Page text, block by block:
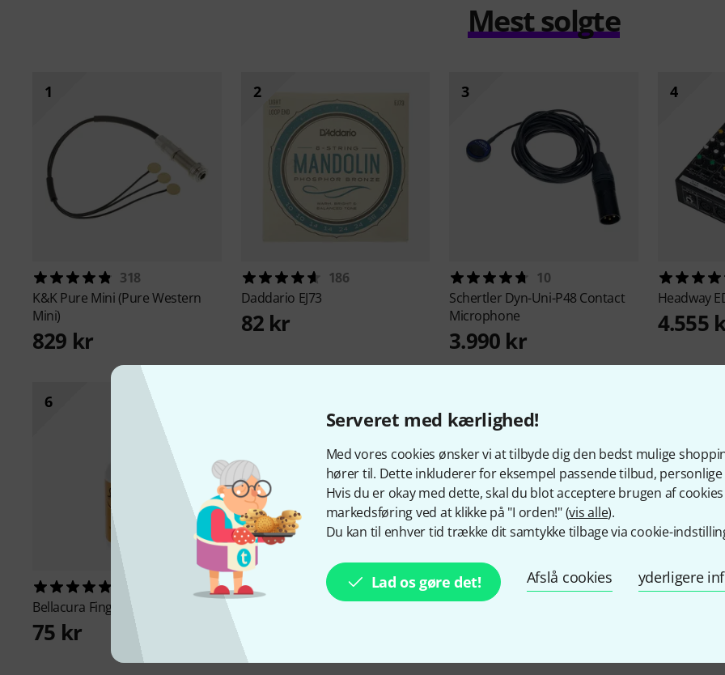
Serveret med kærlighed!
Med vores cookies ønsker vi at tilbyde dig den bedst mulige
hører til. Dette inkluderer for eksempel passende tilbud,
Hvis du er okay med dette, skal du blot acceptere brugen af
markedsføring ved at klikke på "I orden!" (vis alle).
Du kan til enhver tid trække dit samtykke tilbage via cookie-
Lad os gøre det! Afslå cookies yderligere
Mest solgte
1
318
K&KPure Mini (Pure Western
Mini)
829 kr
2
186
Daddario EJ73
82 kr
3
10
Schertler Dyn-Uni-P48 Contact
Microphone
3.990 kr
4
Headway
4.555
6
Bellacura Fingerboard Oil
75 kr
1000 stk solgt